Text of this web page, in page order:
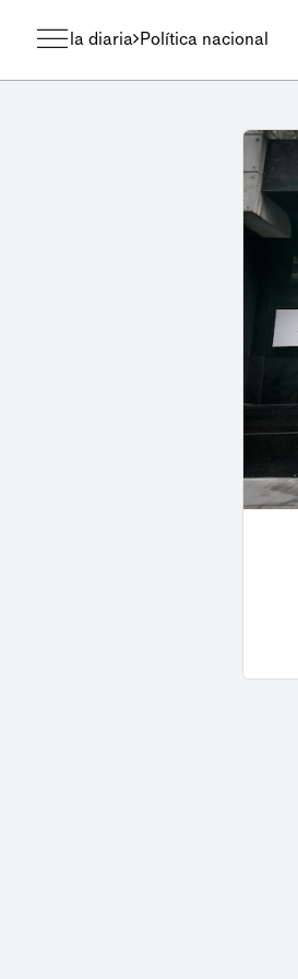
la diaria Política nacional